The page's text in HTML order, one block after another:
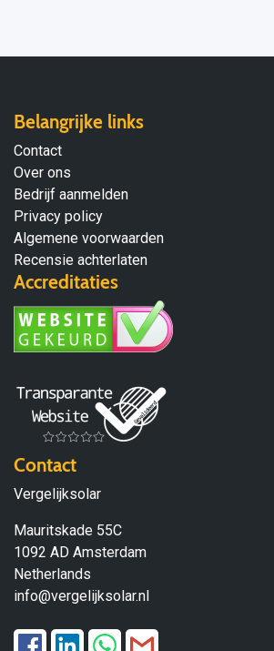
Belangrijke links
Contact
Over ons
Bedrijf aanmelden
Privacy policy
Algemene voorwaarden
Recensie achterlaten
Accreditaties
Contact
Vergelijksolar
Mauritskade 55C
1092 AD Amsterdam
Netherlands
info@vergelijksolar.nl